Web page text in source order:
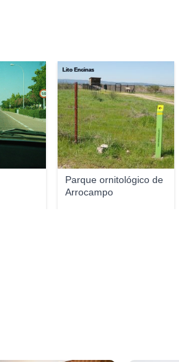
Parque ornitológico de
Arrocampo
Lito Encinas